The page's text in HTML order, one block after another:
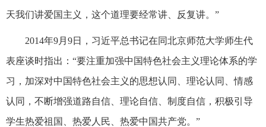
天我们讲爱国主义，这个道理要经常讲、反复讲。”
2014年9月9日，习近平总书记在同北京师范大学师生代
表座谈时指出：“要注重加强中国特色社会主义理论体系的学
习，加深对中国特色社会主义的思想认同、理论认同、情感
认同，不断增强道路自信、理论自信、制度自信，积极引导
学生热爱祖国、热爱人民、热爱中国共产党。”